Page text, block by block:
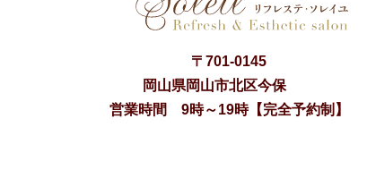
〒 701-0145
岡山県岡山市北区今保
営業時間 9時～19時【完全予約制】